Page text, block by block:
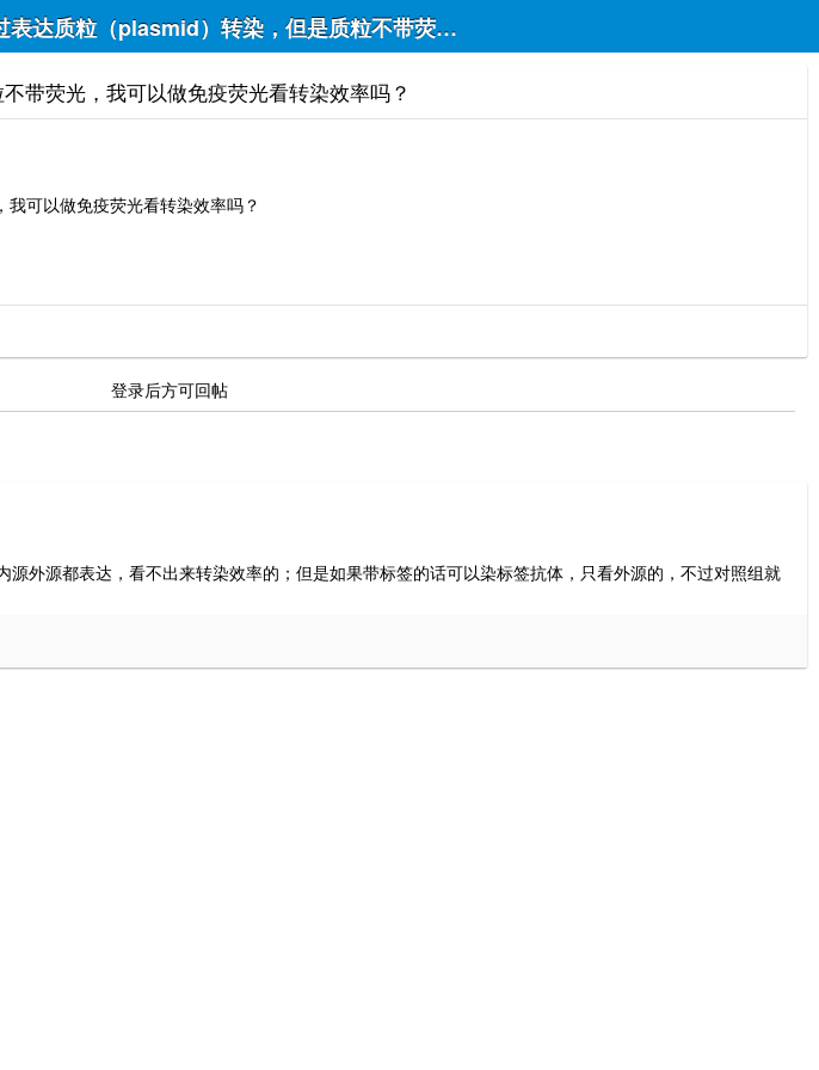
表达质粒（plasmid）转染，但是质粒不带荧光，我可以做免疫荧光看转染效率吗？
带荧光，我可以做免疫荧光看转染效率吗？
可以做免疫荧光看转染效率吗？
登录后方可回帖
外源都表达，看不出来转染效率的；但是如果带标签的话可以染标签抗体，只看外源的，不过对照组就